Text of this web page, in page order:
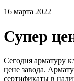
16 марта 2022
Супер
Сегодня арматуру
цене завода.
сертификаты в